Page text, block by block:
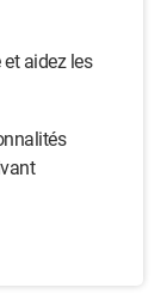
aidez les